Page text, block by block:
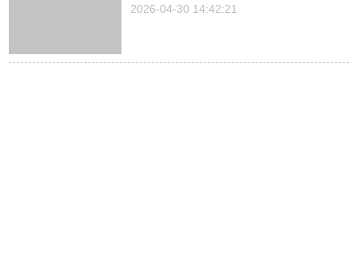
2026-04-30 14:42:21